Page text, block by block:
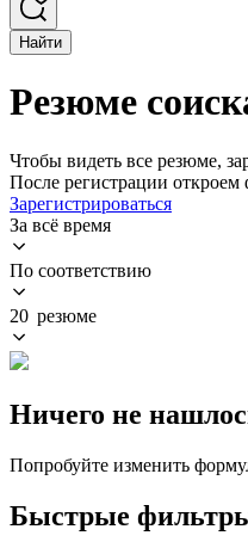
Найти
Резюме
Чтобы видеть все резюме,
После регистрации откроем
Зарегистрироваться
За всё время
По соответствию
20 резюме
Ничего не
Попробуйте изменить
Быстрые